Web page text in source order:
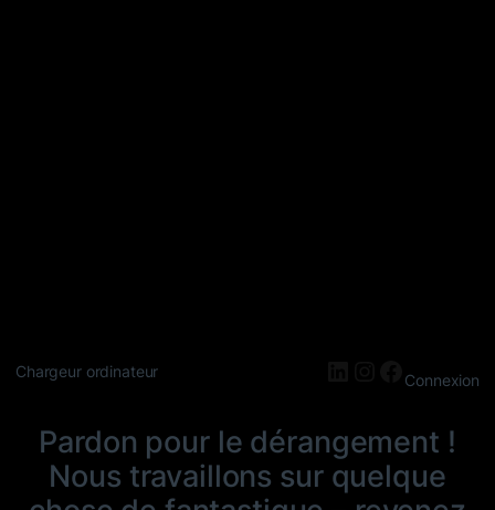
Chargeur ordinateur LinkedIn
Instagram
Connexion
Pardon pour le dérangement !
Nous travaillons sur quelque